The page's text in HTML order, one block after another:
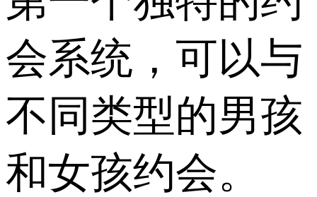
会系统，可以与
不同类型的男孩
和女孩约会。